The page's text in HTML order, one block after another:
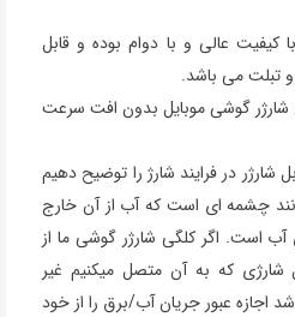
موبایل 1.5 متری با کیفیت عالی و با دوام بوده و قابل
و تبلت می باشد.
شارژر گوشی موبایل بدون افت سرعت
شارژر در فرایند شارژ را توضیح دهیم
چشمه ای است که آب از آن خارج
است. اگر کلگی شارژر گوشی ما از
شارژی که به آن متصل میکنیم غیر
عبور جریان آب/برق را از خود